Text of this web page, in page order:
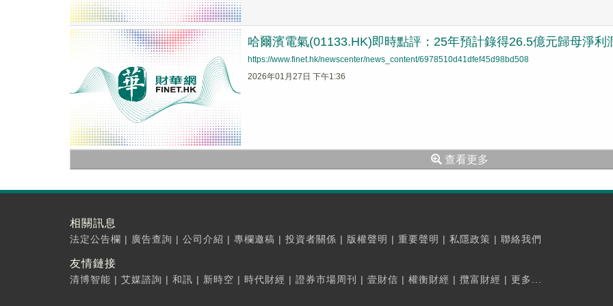
哈爾濱電氣(01133.HK)即時點評：25年預計錄得26.5億元歸母淨利
https://www.finet.hk/newscenter/news_content/6978510d41dfef45d98bd508
2026年01月27日 下午1:36
查看更多
相關訊息
法定公告欄 | 廣告查詢 | 公司介紹 | 專欄邀稿 | 投資者關係 | 版權聲明 | 重要聲明 | 私隱政策 | 聯絡我們
友情鏈接
清博智能 | 艾媒諮詢 | 和訊 | 新時空 | 時代財經 | 證券市場周刊 | 壹財信 | 權衡財經 | 攬富財經 | 更多...